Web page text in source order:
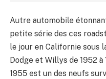
Autre automobile
petite série des ces
le jour en Californie sous
Dodge et Willys de 1952
1955 est un des neufs